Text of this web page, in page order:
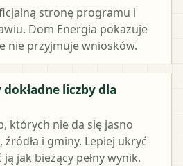
stronę programu i
Dom Energia pokazuje
nie przyjmuje wniosków.
liczby dla
których nie da się jasno
i gminy. Lepiej ukryć
jak bieżący pełny wynik.